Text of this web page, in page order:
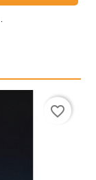
favorite_border